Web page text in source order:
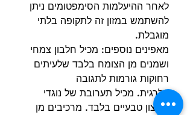
לאחר ההיעלמות הסימפטומים ניתן
להשתמש במזון זה לתקופה בלתי
מוגבלת.
מאפינים נוספים: מכיל חלבון צמחי
ושמנים מן הצומח בלבד שלעיתים
רחוקות גורמות לתגובה
אלרגית. מכיל תערובת של נוגדי
חמצון טבעיים בלבד. מרכיבים מן